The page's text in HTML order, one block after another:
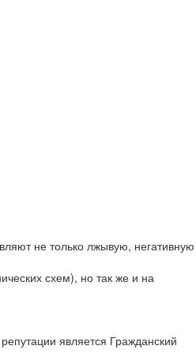
не только лжывую, негативную
схем), но так же и на
является Гражданский